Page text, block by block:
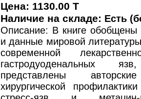
Цена: 1130.00 T
Наличие на складе: Есть
Описание: В книге обобщены
и данные мировой
современной
гастродуоденальных
представлены
хирургической